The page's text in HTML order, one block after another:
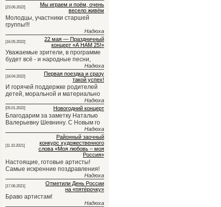
[23.06.2022]
Мы играем и поём, очень
весело живём
Молодцы, участники старшей
группы!!!
Надюха
[16.05.2022]
22 мая — Праздничный
концерт «А НАМ 25!»
Уважаемые зрители, в программе
будет всё - и народные песни,
Надюха
[18.04.2022]
Первая поездка и сразу
такой успех!
И горячей поддержке родителей
детей, моральной и материально
Надюха
[05.01.2022] Новогодний концерт
Благодарим за заметку Наталью
Валерьевну Шевнину. С Новым го
Надюха
[11.10.2021]
Районный заочный
конкурс художественного
слова «Моя любовь – моя
Россия»
Настоящие, готовые артисты!
Самые искренние поздравления!
Надюха
[17.06.2021]
Отметили День России
на «пятёрочку»
Браво артистам!
Надюха